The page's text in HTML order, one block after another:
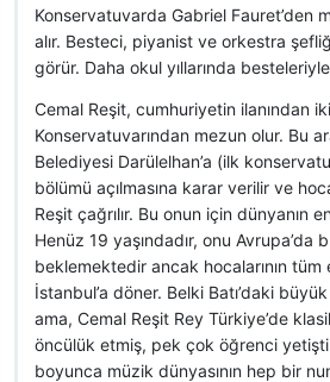
Konservatuvarda Gabriel Fauret’den
alır. Besteci, piyanist ve orkestra
görür. Daha okul yıllarında
Cemal Reşit, cumhuriyetin ilanından
Konservatuvarından mezun olur. Bu
Belediyesi Darülelhan’a (ilk
bölümü açılmasına karar verilir ve
Reşit çağrılır. Bu onun için dünyanın
Henüz 19 yaşındadır, onu Avrupa’da
beklemektedir ancak hocalarının tüm
İstanbul’a döner. Belki Batı’daki
ama, Cemal Reşit Rey Türkiye’de
öncülük etmiş, pek çok öğrenci
boyunca müzik dünyasının hep bir